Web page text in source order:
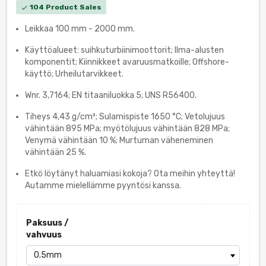
check 104 Product Sales
Leikkaa 100 mm - 2000 mm.
Käyttöalueet: suihkuturbiinimoottorit; Ilma-alusten
komponentit; Kiinnikkeet avaruusmatkoille; Offshore-
käyttö; Urheilutarvikkeet.
Wnr. 3,7164; EN titaaniluokka 5; UNS R56400.
Tiheys 4,43 g/cm³; Sulamispiste 1650 °C; Vetolujuus
vähintään 895 MPa; myötölujuus vähintään 828 MPa;
Venymä vähintään 10 %; Murtuman väheneminen
vähintään 25 %.
Etkö löytänyt haluamiasi kokoja? Ota meihin yhteyttä!
Autamme mielellämme pyyntösi kanssa.
Paksuus /
vahvuus